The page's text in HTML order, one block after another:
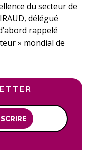
du secteur de
délégué
rappelé
» mondial de